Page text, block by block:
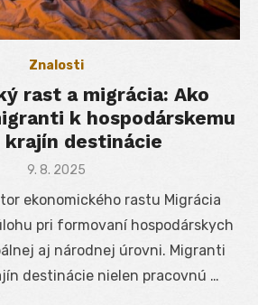
Znalosti
rast a migrácia: Ako
k hospodárskemu
krajín destinácie
Posted
9. 8. 2025
ekonomického rastu Migrácia
pri formovaní hospodárskych
aj národnej úrovni. Migranti
destinácie nielen pracovnú …